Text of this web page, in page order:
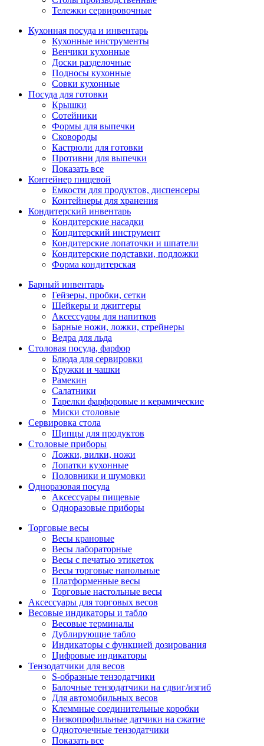
Тележки сервировочные
Кухонная посуда и инвентарь
Кухонные инструменты
Венчики кухонные
Доски разделочные
Подносы кухонные
Совки кухонные
Посуда для готовки
Крышки
Сотейники
Формы для выпечки
Сковороды
Кастрюли для готовки
Противни для выпечки
Показать все
Контейнер пищевой
Емкости для продуктов, диспенсеры
Контейнеры для хранения
Кондитерский инвентарь
Кондитерские насадки
Кондитерский инструмент
Кондитерские лопаточки и шпатели
Кондитерские подставки, подложки
Форма кондитерская
Барный инвентарь
Гейзеры, пробки, сетки
Шейкеры и джиггеры
Аксессуары для напитков
Барные ножи, ложки, стрейнеры
Ведра для льда
Столовая посуда, фарфор
Блюда для сервировки
Кружки и чашки
Рамекин
Салатники
Тарелки фарфоровые и керамические
Миски столовые
Сервировка стола
Щипцы для продуктов
Столовые приборы
Ложки, вилки, ножи
Лопатки кухонные
Половники и шумовки
Одноразовая посуда
Аксессуары пищевые
Одноразовые приборы
Торговые весы
Весы крановые
Весы лабораторные
Весы с печатью этикеток
Весы торговые напольные
Платформенные весы
Торговые настольные весы
Аксессуары для торговых весов
Весовые индикаторы и табло
Весовые терминалы
Дублирующие табло
Индикаторы с функцией дозирования
Цифровые индикаторы
Тензодатчики для весов
S-образные тензодатчики
Балочные тензодатчики на сдвиг/изгиб
Для автомобильных весов
Клеммные соединительные коробки
Низкопрофильные датчики на сжатие
Одноточечные тензодатчики
Показать все